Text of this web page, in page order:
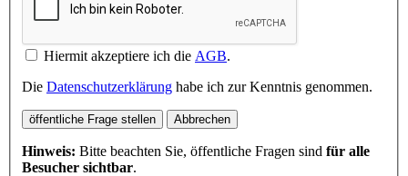
Hiermit akzeptiere ich die AGB.
Die Datenschutzerklärung habe ich zur Kenntnis genommen.
öffentliche Frage stellen Abbrechen
Hinweis: Bitte beachten Sie, öffentliche Fragen sind für alle
Besucher sichtbar.